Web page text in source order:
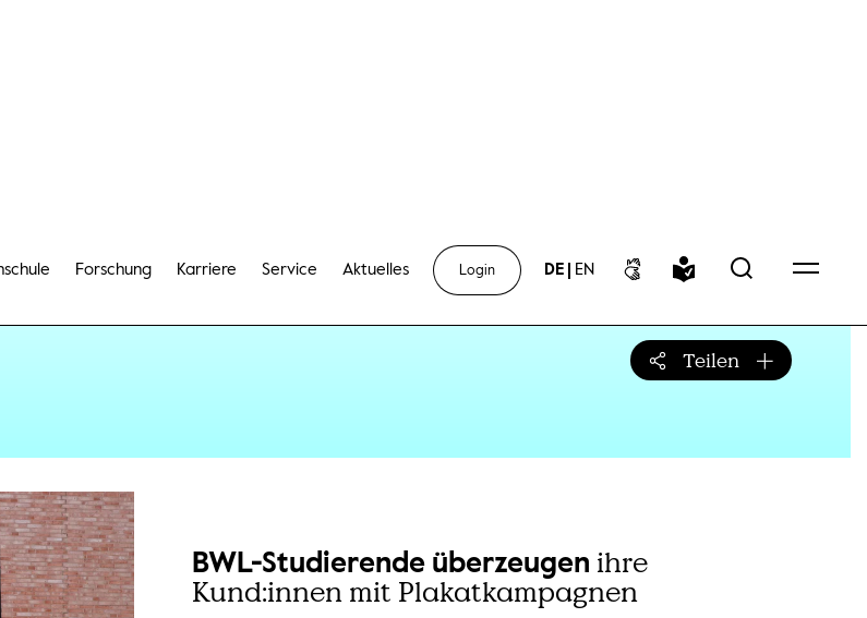
zum Erfolg
Teilen
Teilen-Menü
BWL-Studierende überzeugen ihre
Kund:innen mit Plakatkampagnen